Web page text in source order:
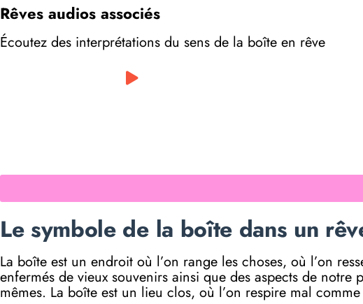
Rêves audios associés
Écoutez des interprétations du sens de la boîte en rêve
Le symbole de la boîte dans un
La boîte est un endroit où l’on range les choses, où l’on
enfermés de vieux souvenirs ainsi que des aspects de
mêmes. La boîte est un lieu clos, où l’on respire mal